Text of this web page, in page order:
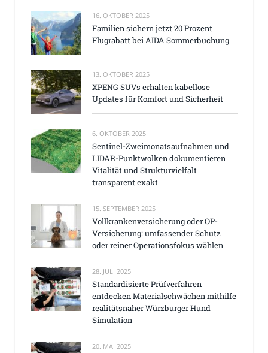
16. OKTOBER 2025
Familien sichern jetzt 20 Prozent
Flugrabatt bei AIDA Sommerbuchung
13. OKTOBER 2025
XPENG SUVs erhalten kabellose
Updates für Komfort und Sicherheit
6. OKTOBER 2025
Sentinel-Zweimonatsaufnahmen und
LIDAR-Punktwolken dokumentieren
Vitalität und Strukturvielfalt
transparent exakt
15. SEPTEMBER 2025
Vollkrankenversicherung oder OP-
Versicherung: umfassender Schutz
oder reiner Operationsfokus wählen
28. JULI 2025
Standardisierte Prüfverfahren
entdecken Materialschwächen mithilfe
realitätsnaher Würzburger Hund
Simulation
20. MAI 2025